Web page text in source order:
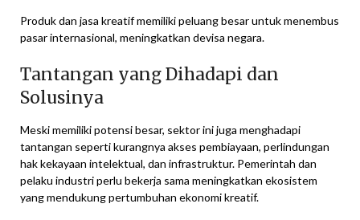
Produk dan jasa kreatif memiliki peluang besar untuk menembus
pasar internasional, meningkatkan devisa negara.
Tantangan yang Dihadapi dan
Solusinya
Meski memiliki potensi besar, sektor ini juga menghadapi
tantangan seperti kurangnya akses pembiayaan, perlindungan
hak kekayaan intelektual, dan infrastruktur. Pemerintah dan
pelaku industri perlu bekerja sama meningkatkan ekosistem
yang mendukung pertumbuhan ekonomi kreatif.